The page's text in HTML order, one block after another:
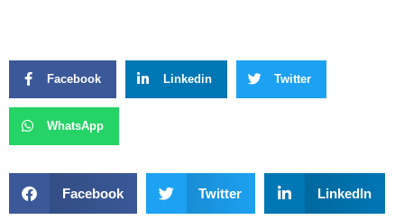
Facebook Linkedin Twitter
WhatsApp
Facebook Twitter LinkedIn